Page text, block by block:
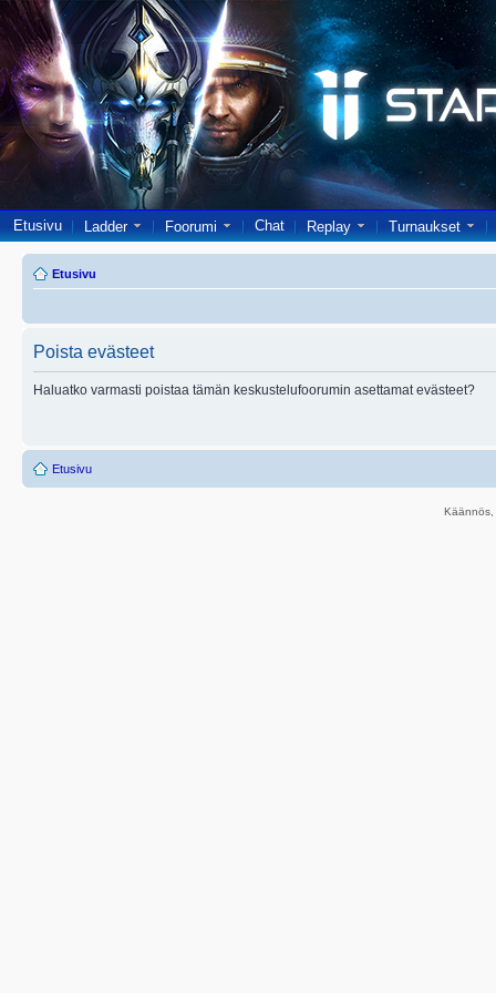
Etusivu Ladder Foorumi Chat Replay Turnaukset
Etusivu
Poista evästeet
Haluatko varmasti poistaa tämän keskustelufoorumin asettamat evästeet?
Etusivu